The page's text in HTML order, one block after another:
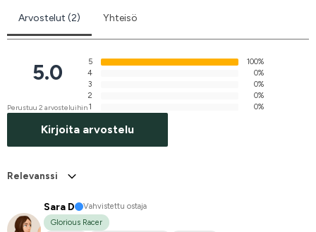
Arvostelut (2) Yhteisö
5.0
Perustuu 2 arvosteluihin
5
100%
4
0%
3
0%
2
0%
1
0%
Kirjoita arvostelu
Relevanssi
Sara D
Vahvistettu ostaja
Glorious Racer